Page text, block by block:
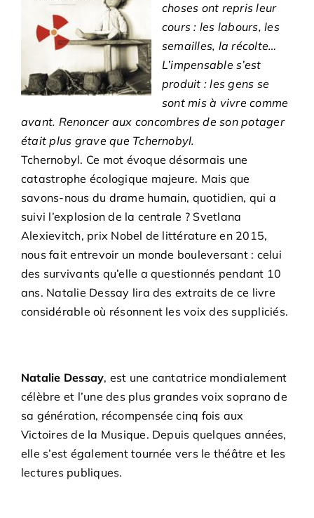
choses ont repris leur
cours : les labours, les
semailles, la récolte…
L’impensable s’est
produit : les gens se
sont mis à vivre comme
avant. Renoncer aux concombres de son potager
était plus grave que Tchernobyl.
Tchernobyl. Ce mot évoque désormais une
catastrophe écologique majeure. Mais que
savons-nous du drame humain, quotidien, qui a
suivi l’explosion de la centrale ? Svetlana
Alexievitch, prix Nobel de littérature en 2015,
nous fait entrevoir un monde bouleversant : celui
des survivants qu’elle a questionnés pendant 10
ans. Natalie Dessay lira des extraits de ce livre
considérable où résonnent les voix des suppliciés.
Natalie Dessay, est une cantatrice mondialement
célèbre et l’une des plus grandes voix soprano de
sa génération, récompensée cinq fois aux
Victoires de la Musique. Depuis quelques années,
elle s’est également tournée vers le théâtre et les
lectures publiques.